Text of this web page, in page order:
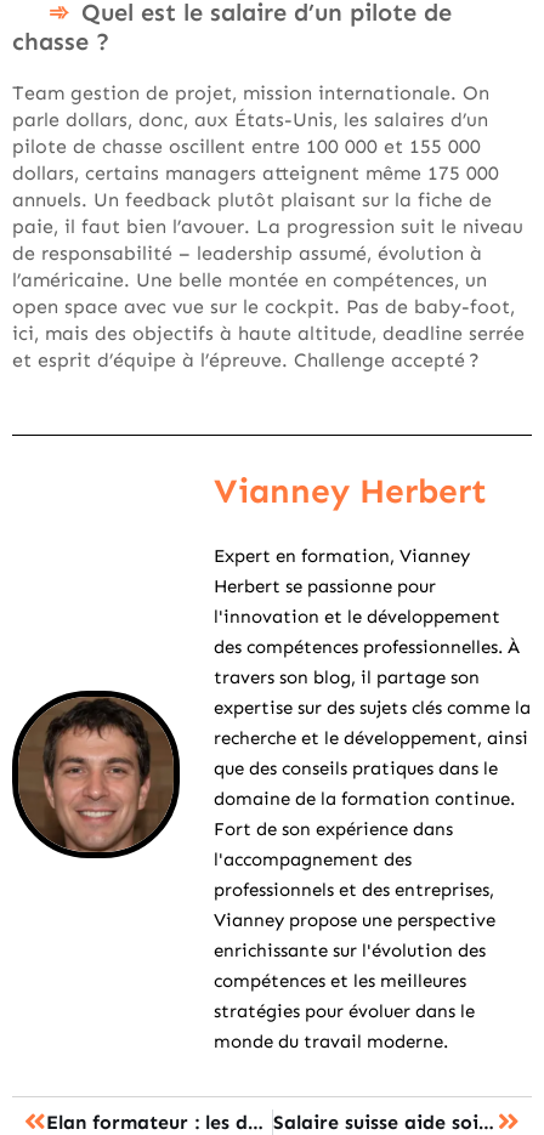
Quel est le salaire d’un pilote de
chasse ?
Team gestion de projet, mission internationale. On
parle dollars, donc, aux États-Unis, les salaires d’un
pilote de chasse oscillent entre 100 000 et 155 000
dollars, certains managers atteignent même 175 000
annuels. Un feedback plutôt plaisant sur la fiche de
paie, il faut bien l’avouer. La progression suit le niveau
de responsabilité – leadership assumé, évolution à
l’américaine. Une belle montée en compétences, un
open space avec vue sur le cockpit. Pas de baby-foot,
ici, mais des objectifs à haute altitude, deadline serrée
et esprit d’équipe à l’épreuve. Challenge accepté ?
Vianney Herbert
Expert en formation, Vianney
Herbert se passionne pour
l'innovation et le développement
des compétences professionnelles. À
travers son blog, il partage son
expertise sur des sujets clés comme la
recherche et le développement, ainsi
que des conseils pratiques dans le
domaine de la formation continue.
Fort de son expérience dans
l'accompagnement des
professionnels et des entreprises,
Vianney propose une perspective
enrichissante sur l'évolution des
compétences et les meilleures
stratégies pour évoluer dans le
monde du travail moderne.
Elan formateur : les démarches pour accéder à la formation professionnelle Salaire suisse aide soignante : les données à connaître avant de s’expatrier